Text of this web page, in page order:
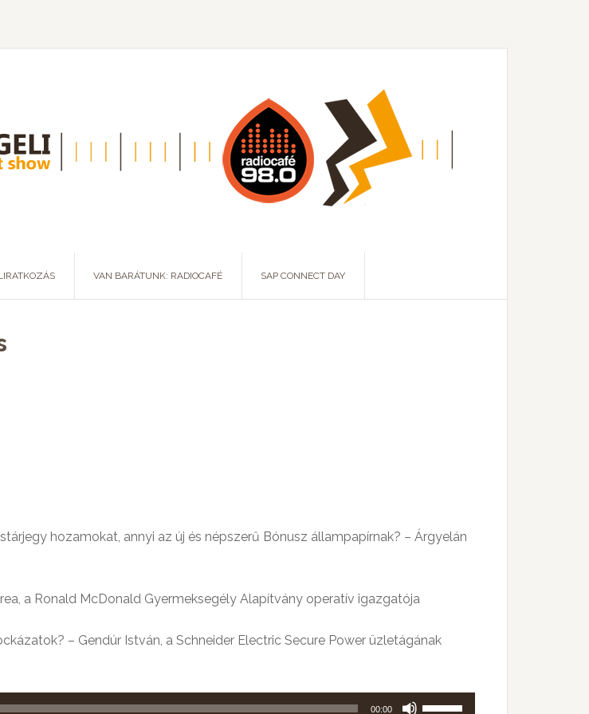
VAN BARÁTUNK: RADIOCAFÉ SAP CONNECT DAY
hozamokat, annyi az új és népszerű Bónusz állampapírnak? – Árgyelán
a Ronald McDonald Gyermeksegély Alapítvány operatív igazgatója
– Gendúr István, a Schneider Electric Secure Power üzletágának
00:00